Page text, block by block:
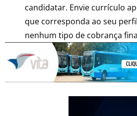
candidatar. Envie currículo
que corresponda ao seu
nenhum tipo de cobrança